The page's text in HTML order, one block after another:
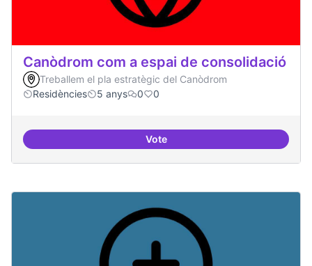
Canòdrom com a espai de consolidació
Treballem el pla estratègic del Canòdrom
Residències
5 anys 0 0
VoteCanòdrom com a espai de